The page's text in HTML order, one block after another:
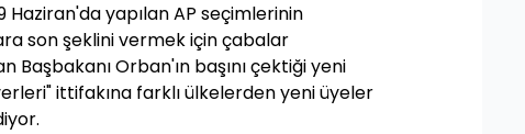
Haziran'da yapılan AP seçimlerinin
son şeklini vermek için çabalar
Başbakanı Orban'ın başını çektiği yeni
ittifakına farklı ülkelerden yeni üyeler